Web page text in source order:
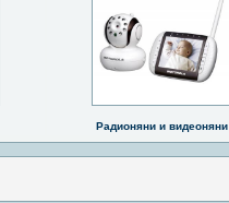
Радионяни и видеоняни